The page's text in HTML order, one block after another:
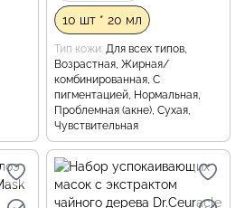
10 шт * 20 мл
Тип кожи Для всех типов,
Возрастная, Жирная/
комбинированная, С
пигментацией, Нормальная,
Проблемная (акне), Сухая,
Чувствительная